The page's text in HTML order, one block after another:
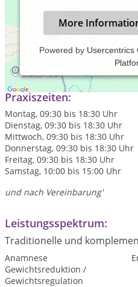
More
Powered by Usercentrics
Wir sind zwei zertfizierte
Praxiszeiten:
Montag, 09:30 bis 18:30 Uhr
Dienstag, 09:30 bis 18:30 Uhr
Mittwoch, 09:30 bis 18:30 Uhr
Donnerstag, 09:30 bis 18:30 Uhr
Freitag, 09:30 bis 18:30 Uhr
Samstag, 10:00 bis 15:00 Uhr
und nach Vereinbarung'
Leistungsspektrum:
Traditionelle und
Anamnese
Gewichtsreduktion /
Gewichtsregulation